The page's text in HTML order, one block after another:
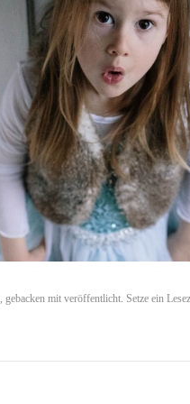
, gebacken mit veröffentlicht. Setze ein